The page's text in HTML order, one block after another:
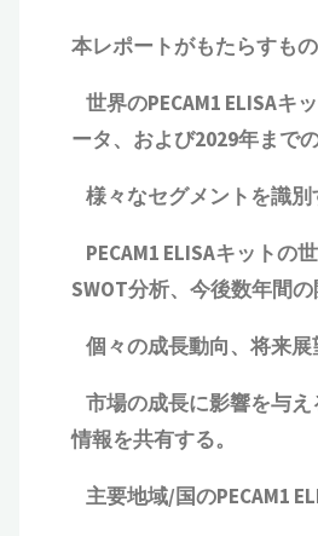
本レポートがもたらすもの
世界のPECAM1 ELISAキ
ータ、および2029年まで
様々なセグメントを識別
PECAM1 ELISAキットの
SWOT分析、今後数年間
個々の成長動向、将来
市場の成長に影響を与
情報を共有する。
主要地域/国のPECAM1